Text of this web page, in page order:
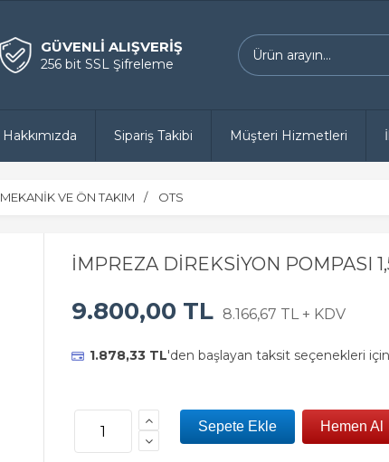
GÜVENLİ ALIŞVERİŞ
256 bit SSL Şifreleme
Hakkımızda Sipariş Takibi Müşteri Hizmetleri
MEKANİK VE ÖN TAKIM OTS
İMPREZA DİREKSİYON POMPASI
9.800,00 TL 8.166,67 TL + KDV
1.878,33 TL'den başlayan taksit seçenekleri için